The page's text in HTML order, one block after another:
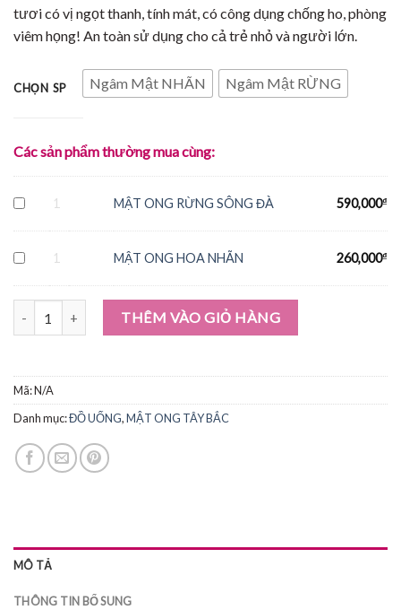
tươi có vị ngọt thanh, tính mát, có công dụng chống ho, phòng
viêm họng! An toàn sử dụng cho cả trẻ nhỏ và người lớn.
CHỌN SP Ngâm Mật NHÃN Ngâm Mật RỪNG
Các sản phẩm thường mua cùng:
1 MẬT ONG RỪNG SÔNG ĐÀ 590,000₫
1 MẬT ONG HOA NHÃN 260,000₫
CHANH RỪNG NGÂM MẬT ONG số lượng
THÊM VÀO GIỎ HÀNG
Mã:N/A
Danh mục:ĐỒ UỐNG,MẬT ONG TÂY BẮC
MÔ TẢ
THÔNG TIN BỔ SUNG